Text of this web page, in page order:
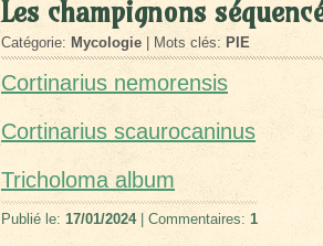
Les champignons
Catégorie: Mycologie | Mots clés: PIE
Cortinarius nemorensis
Cortinarius scaurocaninus
Tricholoma album
Publié le: 17/01/2024| Commentaires: 1